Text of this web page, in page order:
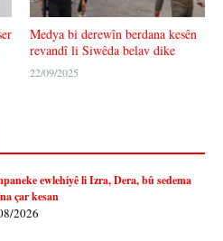
Medya bi derewîn berdana kesên
revandî li Siwêda belav dike
22/09/2025
ewlehiyê li Izra, Dera, bû sedema
çar kesan
2026